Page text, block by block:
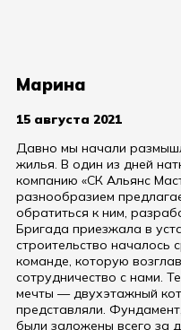
Марина
15 августа 2021
Давно мы начали
жилья. В один из дней
компанию «СК Альянс
разнообразием
обратиться к ним,
Бригада приезжала в
строительство началось
команде, которую
сотрудничество с нами.
мечты — двухэтажный
представляли.
были заложены всего за